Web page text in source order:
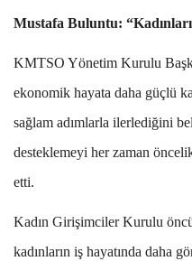
Mustafa Buluntu:
KMTSO Yönetim Kurulu
ekonomik hayata daha güçlü
sağlam adımlarla ilerlediğini
desteklemeyi her zaman
etti.
Kadın Girişimciler Kurulu
kadınların iş hayatında daha